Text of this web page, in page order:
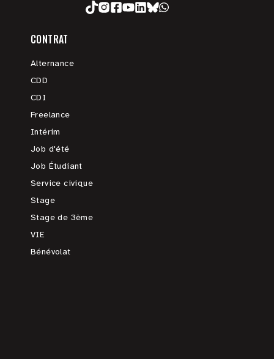
CONTRAT
Alternance
CDD
CDI
Freelance
Intérim
Job d'été
Job Étudiant
Service civique
Stage
Stage de 3ème
VIE
Bénévolat